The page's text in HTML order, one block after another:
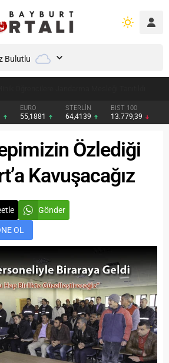
EURO
55,1881
STERLİN
64,4139
BIST 100
13.779,39
Bulutlu
Özlediği
Kavuşacağız
Gönder
OL